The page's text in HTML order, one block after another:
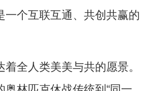
一个互联互通、共创共赢的
全人类美美与共的愿景。
奥林匹克休战传统到“同一